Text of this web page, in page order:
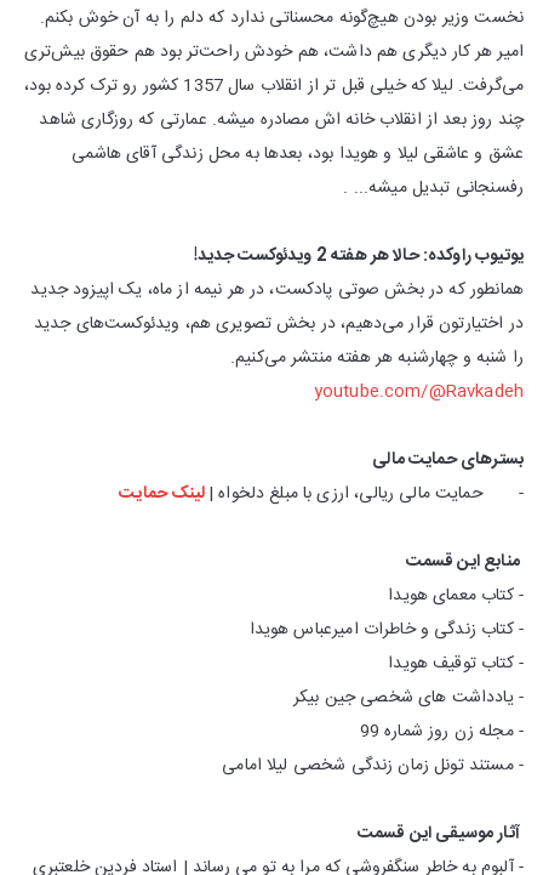
نخست‌ وزیر بودن هیچ‌گونه محسناتی ندارد که دلم را به آن خوش بکنم.
امیر هر کار دیگری هم داشت، هم خودش راحت‌تر بود هم حقوق بیش‌تری
می‌گرفت. لیلا که خیلی قبل تر از انقلاب سال 1357 کشور رو ترک کرده بود،
چند روز بعد از انقلاب خانه اش مصادره میشه. عمارتی که روزگاری شاهد
عشق و عاشقی لیلا و هویدا بود، بعدها به محل زندگی آقای هاشمی
رفسنجانی تبدیل میشه... .
یوتیوب راوکده: حالا هر هفته 2 ویدئوکست جدید!​
همانطور که در بخش صوتی پادکست، در هر نیمه از ماه، یک اپیزود جدید
در اختیارتون قرار می‌دهیم، در بخش تصویری هم، ویدئوکست‌های جدید
را شنبه و چهارشنبه هر هفته منتشر می‌کنیم.
youtube.com/@Ravkadeh
بسترهای حمایت مالی
- حمایت مالی ریالی، ارزی با مبلغ دلخواه |لینک حمایت
منابع این قسمت
- کتاب معمای هویدا
- کتاب زندگی و خاطرات امیرعباس هویدا
- کتاب توقیف هویدا
- یادداشت های شخصی جین بیکر
- مجله زن روز شماره 99
- مستند تونل زمان زندگی شخصی لیلا امامی
آثار موسیقی این قسمت
- آلبوم به خاطر سنگفروشی که مرا به تو می رساند | استاد فردین خلعتبری